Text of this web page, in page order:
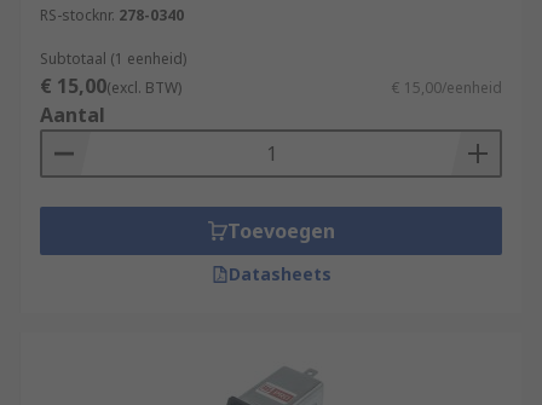
RS-stocknr. 278-0340
Subtotaal (1 eenheid)
€ 15,00(excl. BTW) € 15,00/eenheid
Aantal
Toevoegen
Datasheets